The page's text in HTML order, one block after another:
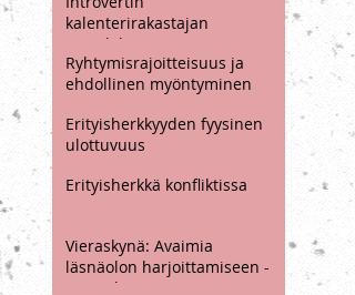
HÄPEÄ - herkälle
häpeällisempää?
Introvertin
kalenterirakastajan
paradoksi
Ryhtymisrajoitteisuus ja
ehdollinen myöntyminen
Erityisherkkyyden fyysinen
Erityisherkkä konfliktissa